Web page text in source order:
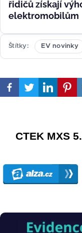
řidičů získají
elektromobilům
Štítky EV novinky
Obrázek